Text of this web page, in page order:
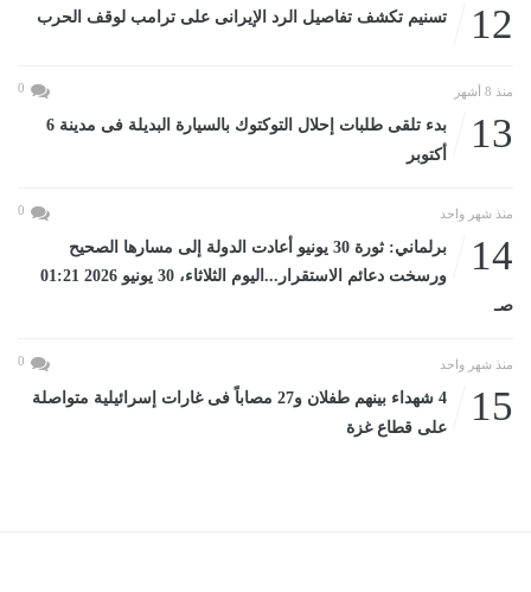
12 تسنيم تكشف تفاصيل الرد الإيرانى على ترامب لوقف الحرب
منذ 8 أشهر 0
13
بدء تلقى طلبات إحلال التوكتوك بالسيارة البديلة فى مدينة 6
أكتوبر
منذ شهر واحد 0
14
برلماني: ثورة 30 يونيو أعادت الدولة إلى مسارها الصحيح
ورسخت دعائم الاستقرار...اليوم الثلاثاء، 30 يونيو 2026 01:21
صـ
منذ شهر واحد 0
15
4 شهداء بينهم طفلان و27 مصاباً فى غارات إسرائيلية متواصلة
على قطاع غزة